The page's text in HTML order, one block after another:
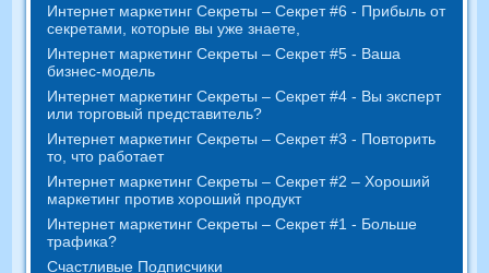
Интернет маркетинг Секреты – Секрет #6 - Прибыль от
секретами, которые вы уже знаете,
Интернет маркетинг Секреты – Секрет #5 - Ваша
бизнес-модель
Интернет маркетинг Секреты – Секрет #4 - Вы эксперт
или торговый представитель?
Интернет маркетинг Секреты – Секрет #3 - Повторить
то, что работает
Интернет маркетинг Секреты – Секрет #2 – Хороший
маркетинг против хороший продукт
Интернет маркетинг Секреты – Секрет #1 - Больше
трафика?
Счастливые Подписчики